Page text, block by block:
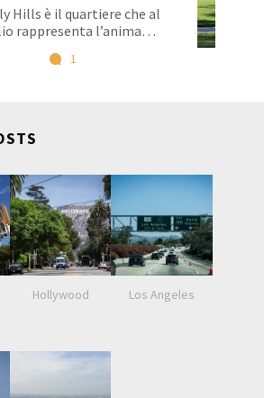
Hills è il quartiere che al
rappresenta l’anima…
1
Hollywood Los Angeles